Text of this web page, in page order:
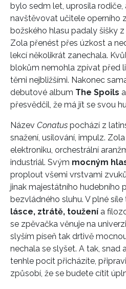
bylo sedm let, uprosila rodiče,
navštěvovat učitele operního
božského hlasu padaly šišky
Zola přenést přes úzkost a
lekcí několikrát zanechala.
blokům nemohla zpívat před
těmi nejbližšími. Nakonec
debutové album The Spoils
přesvědčil, že má jít se svou
Název Conatus pochází z
snažení, usilování, impulz.
elektroniku, orchestrální
industriál. Svým mocným
proplout všemi vrstvami
jinak majestátního hudebního
bezvládného sluhu. V plné
lásce, ztrátě, toužení a
se zpěvačka věnuje na
slyším píseň tak drtivě
nechala se slyšet. A tak, snad
tenhle pocit přicházíte,
způsobí, že se budete cítit